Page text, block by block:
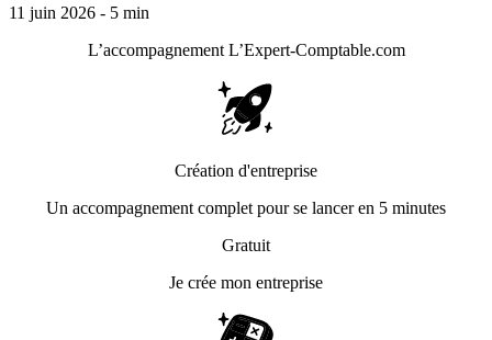
11 juin 2026 - 5 min
L’accompagnement L’Expert-Comptable.com
Création d'entreprise
Un accompagnement complet pour se lancer en 5 minutes
Gratuit
Je crée mon entreprise